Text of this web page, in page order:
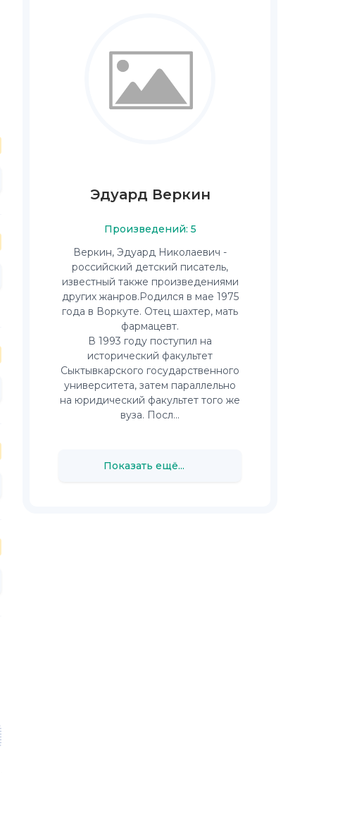
Эдуард Веркин
Произведений: 5
Веркин, Эдуард Николаевич -
российский детский писатель,
известный также произведениями
других жанров.Родился в мае 1975
года в Воркуте. Отец шахтер, мать
фармацевт.
В 1993 году поступил на
исторический факультет
Сыктывкарского государственного
университета, затем параллельно
на юридический факультет того же
вуза. Посл...
Показать ещё...